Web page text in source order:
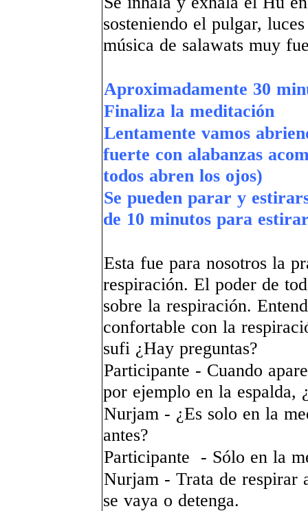
sosteniendo el pulgar,
música de salawats muy
Aproximadamente 30
Finaliza la meditación
Lentamente vamos
fuerte con alabanzas
todos abren los ojos)
Se pueden parar y
de 10 minutos para
Esta fue para nosotros la
respiración. El poder de
sobre la respiración.
confortable con la
sufi ¿Hay preguntas?
Participante - Cuando
por ejemplo en la espalda,
Nurjam - ¿Es solo en la
antes?
Participante - Sólo en la
Nurjam - Trata de respirar
se vaya o detenga.